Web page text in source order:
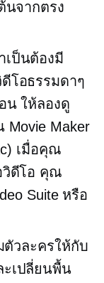
นจากตรง
ป็นต้องมี
โอธรรมดาๆ
น ให้ลองดู
Maker
เมื่อคุณ
วิดีโอ คุณ
Suite หรือ
ตัวละครให้กับ
เปลี่ยนพื้น